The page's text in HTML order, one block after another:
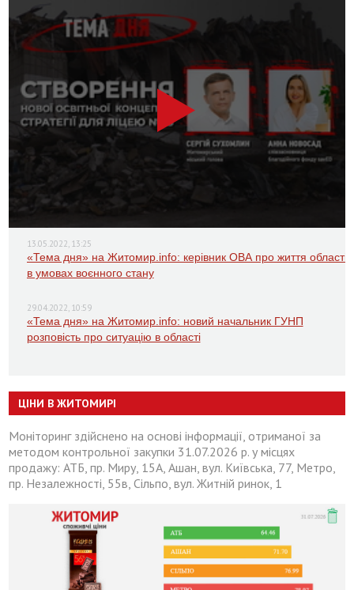
13.05.2022, 13:25
«Тема дня» на Житомир.info: керівник ОВА про життя області
в умовах воєнного стану
29.04.2022, 10:59
«Тема дня» на Житомир.info: новий начальник ГУНП
розповість про ситуацію в області
ЦІНИ В ЖИТОМИРІ
Моніторинг здійснено на основі інформації, отриманої за
методом контрольної закупки 31.07.2026 р. у місцях
продажу: АТБ, пр. Миру, 15А, Ашан, вул. Київська, 77, Метро,
пр. Незалежності, 55в, Сільпо, вул. Житній ринок, 1